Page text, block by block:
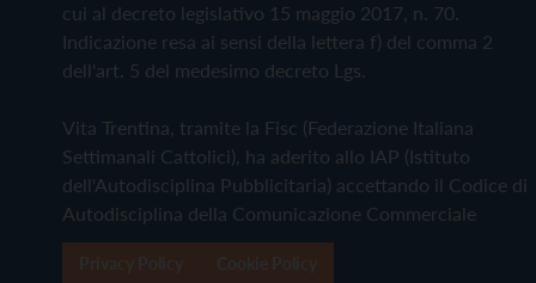
cui al decreto legislativo 15 maggio 2017, n. 70.
Indicazione resa ai sensi della lettera f) del comma 2
dell'art. 5 del medesimo decreto Lgs.
Vita Trentina, tramite la Fisc (Federazione Italiana
Settimanali Cattolici), ha aderito allo IAP (Istituto
dell'Autodisciplina Pubblicitaria) accettando il Codice di
Autodisciplina della Comunicazione Commerciale